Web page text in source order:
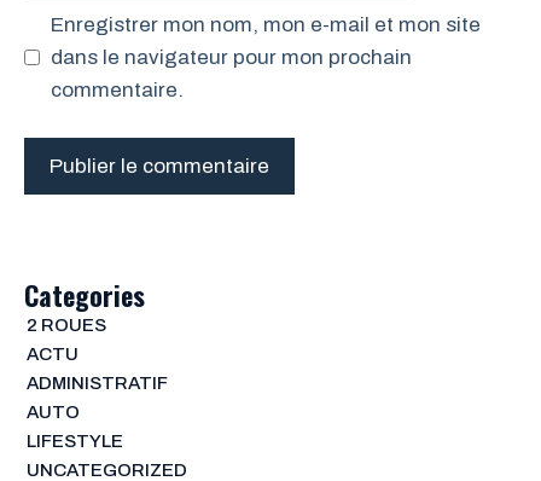
Enregistrer mon nom, mon e-mail et mon site
dans le navigateur pour mon prochain
commentaire.
Categories
2 ROUES
ACTU
ADMINISTRATIF
AUTO
LIFESTYLE
UNCATEGORIZED